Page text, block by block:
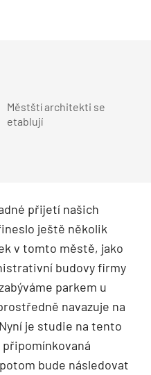
Městští architekti se
etablují
přijetí našich
ještě několik
v tomto městě, jako
budovy firmy
parkem u
navazuje na
je studie na tento
bude následovat